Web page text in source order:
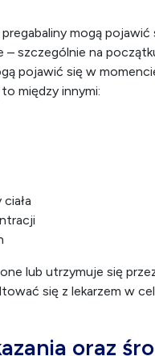
mogą pojawić
– szczególnie na
pojawić się w
między innymi:
lub utrzymuje się
się z lekarzem w
oraz